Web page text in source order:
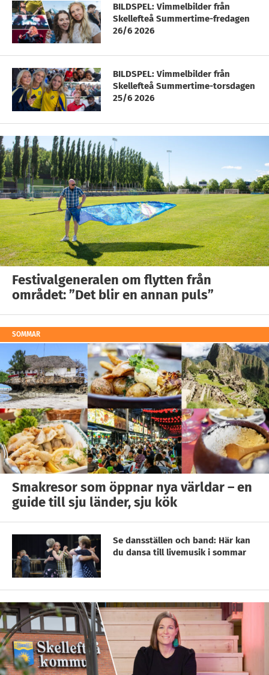
BILDSPEL: Vimmelbilder från
Skellefteå Summertime-fredagen
26/6 2026
BILDSPEL: Vimmelbilder från
Skellefteå Summertime-torsdagen
25/6 2026
Festivalgeneralen om flytten från
området: ”Det blir en annan puls”
SOMMAR
Smakresor som öppnar nya världar – en
guide till sju länder, sju kök
Se dansställen och band: Här kan
du dansa till livemusik i sommar